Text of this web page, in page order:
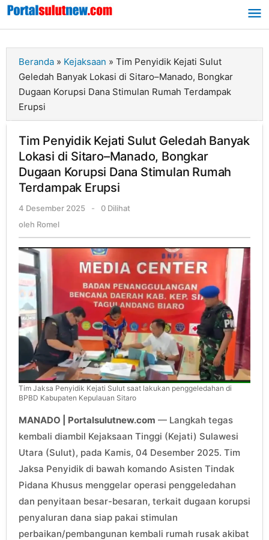
Lewati
Beranda » Kejaksaan » Tim Penyidik Kejati Sulut
Geledah Banyak Lokasi di Sitaro–Manado, Bongkar
Dugaan Korupsi Dana Stimulan Rumah Terdampak
Erupsi
Tim Penyidik Kejati Sulut Geledah Banyak
Lokasi di Sitaro–Manado, Bongkar
Dugaan Korupsi Dana Stimulan Rumah
Terdampak Erupsi
4 Desember 2025
oleh
-
0 Dilihat
oleh Romel
Tim Jaksa Penyidik Kejati Sulut saat lakukan penggeledahan di
BPBD Kabupaten Kepulauan Sitaro
MANADO | Portalsulutnew.com — Langkah tegas
kembali diambil Kejaksaan Tinggi (Kejati) Sulawesi
Utara (Sulut), pada Kamis, 04 Desember 2025. Tim
Jaksa Penyidik di bawah komando Asisten Tindak
Pidana Khusus menggelar operasi penggeledahan
dan penyitaan besar-besaran, terkait dugaan korupsi
penyaluran dana siap pakai stimulan
perbaikan/pembangunan kembali rumah rusak akibat